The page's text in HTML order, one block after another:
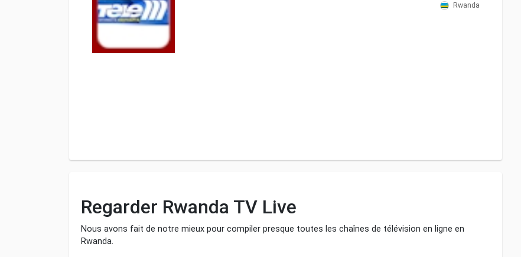
Rwanda
Regarder Rwanda TV Live
Nous avons fait de notre mieux pour compiler presque toutes les chaînes de télévision en ligne en
Rwanda.